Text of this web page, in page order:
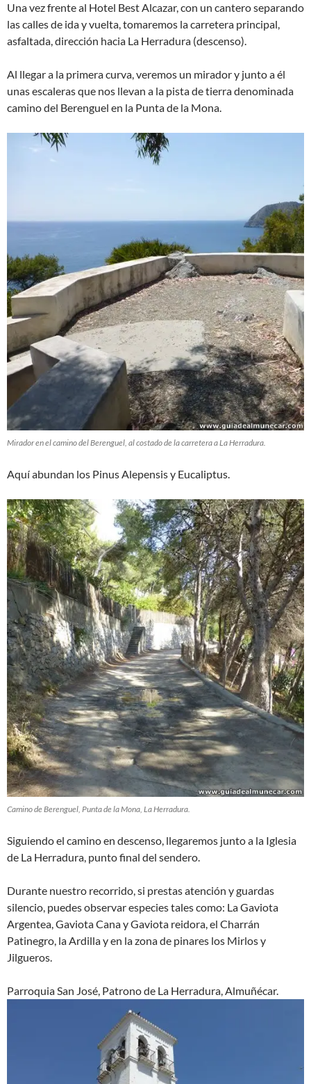
Una vez frente al Hotel Best Alcazar, con un cantero separando
las calles de ida y vuelta, tomaremos la carretera principal,
asfaltada, dirección hacia La Herradura (descenso).
Al llegar a la primera curva, veremos un mirador y junto a él
unas escaleras que nos llevan a la pista de tierra denominada
camino del Berenguel en la Punta de la Mona.
Mirador en el camino del Berenguel, al costado de la carretera a La Herradura.
Aquí abundan los Pinus Alepensis y Eucaliptus.
Camino de Berenguel, Punta de la Mona, La Herradura.
Siguiendo el camino en descenso, llegaremos junto a la Iglesia
de La Herradura, punto final del sendero.
Durante nuestro recorrido, si prestas atención y guardas
silencio, puedes observar especies tales como: La Gaviota
Argentea, Gaviota Cana y Gaviota reidora, el Charrán
Patinegro, la Ardilla y en la zona de pinares los Mirlos y
Jilgueros.
Parroquia San José, Patrono de La Herradura, Almuñécar.